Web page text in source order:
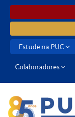
Estude na PUC
Colaboradores